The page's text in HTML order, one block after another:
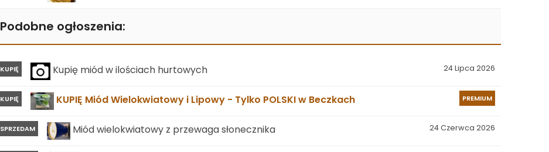
Podobne ogłoszenia:
24 Lipca 2026
KUPIĘ Kupię miód w ilościach hurtowych
PREMIUM
KUPIĘ KUPIĘ Miód Wielokwiatowy i Lipowy - Tylko POLSKI w Beczkach
24 Czerwca 2026
SPRZEDAM Miód wielokwiatowy z przewaga słonecznika